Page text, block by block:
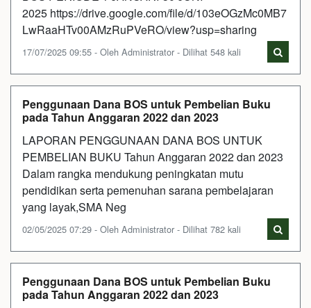
2025 https://drive.google.com/file/d/103eOGzMc0MB7
LwRaaHTv00AMzRuPVeRO/view?usp=sharing
17/07/2025 09:55 - Oleh Administrator - Dilihat 548 kali
Penggunaan Dana BOS untuk Pembelian Buku
pada Tahun Anggaran 2022 dan 2023
LAPORAN PENGGUNAAN DANA BOS UNTUK
PEMBELIAN BUKU Tahun Anggaran 2022 dan 2023
Dalam rangka mendukung peningkatan mutu
pendidikan serta pemenuhan sarana pembelajaran
yang layak,SMA Neg
02/05/2025 07:29 - Oleh Administrator - Dilihat 782 kali
Penggunaan Dana BOS untuk Pembelian Buku
pada Tahun Anggaran 2022 dan 2023